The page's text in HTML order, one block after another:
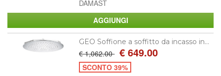
DAMAST
GEO Soffione a soffitto da incasso in...
€ 1,062.00 € 649.00
SCONTO 39%